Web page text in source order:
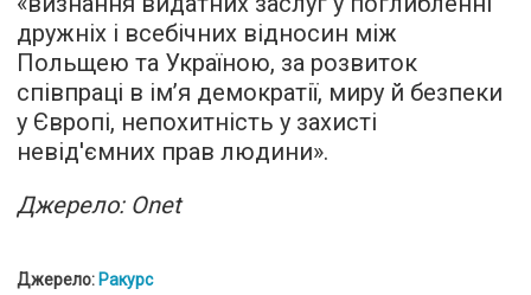
дружніх і всебічних відносин між
Польщею та Україною, за розвиток
співпраці в ім’я демократії, миру й безпеки
у Європі, непохитність у захисті
невід'ємних прав людини».
Джерело: Onet
Джерело: Ракурс